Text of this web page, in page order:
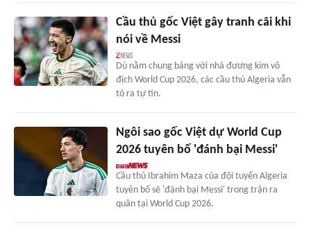
Cầu thủ gốc Việt gây tranh cãi khi
nói về Messi
Dù nằm chung bảng với nhà đương kim vô
địch World Cup 2026, các cầu thủ Algeria vẫn
tỏ ra tự tin.
Ngôi sao gốc Việt dự World Cup
2026 tuyên bố 'đánh bại Messi'
Cầu thủ Ibrahim Maza của đội tuyển Algeria
tuyên bố sẽ 'đánh bại Messi' trong trận ra
quân tại World Cup 2026.